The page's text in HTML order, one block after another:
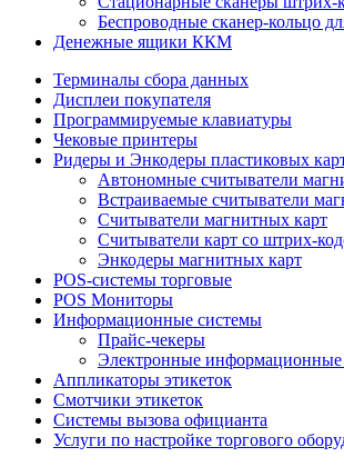
Беспроводные сканер-кольцо
Денежные ящики ККМ
Терминалы сбора данных
Дисплеи покупателя
Программируемые клавиатуры
Чековые принтеры
Ридеры и Энкодеры пластиковых
Автономные считыватели
Встраиваемые считыватели
Считыватели магнитных карт
Считыватели карт со штрих-
Энкодеры магнитных карт
POS-системы торговые
POS Мониторы
Информационные системы
Прайс-чекеры
Электронные информационные
Аппликаторы этикеток
Смотчики этикеток
Системы вызова официанта
Услуги по настройке торгового